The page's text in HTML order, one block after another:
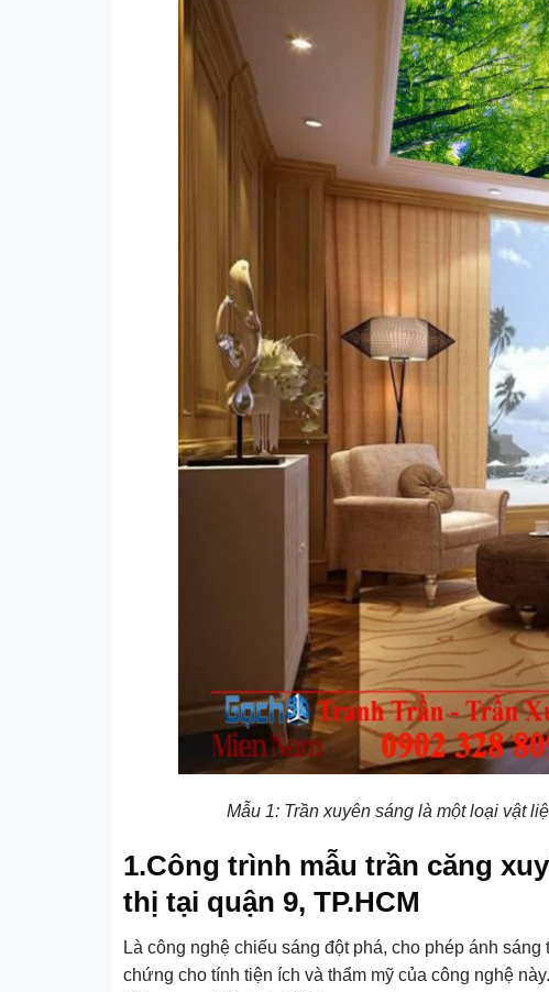
Mẫu 1: Trần xuyên sáng là một loại vật
1.Công trình mẫu trần căng
thị tại quận 9, TP.HCM
Là công nghệ chiếu sáng đột phá, cho phép ánh
chứng cho tính tiện ích và thẩm mỹ của công nghệ